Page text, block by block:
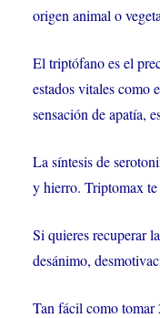
origen animal o
El triptófano es el
estados vitales como
sensación de apatía,
La síntesis de
y hierro. Triptomax te
Si quieres recuperar
desánimo,
Tan fácil como tomar